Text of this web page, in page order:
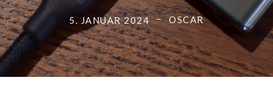
5. JANUAR 2024 OSCAR